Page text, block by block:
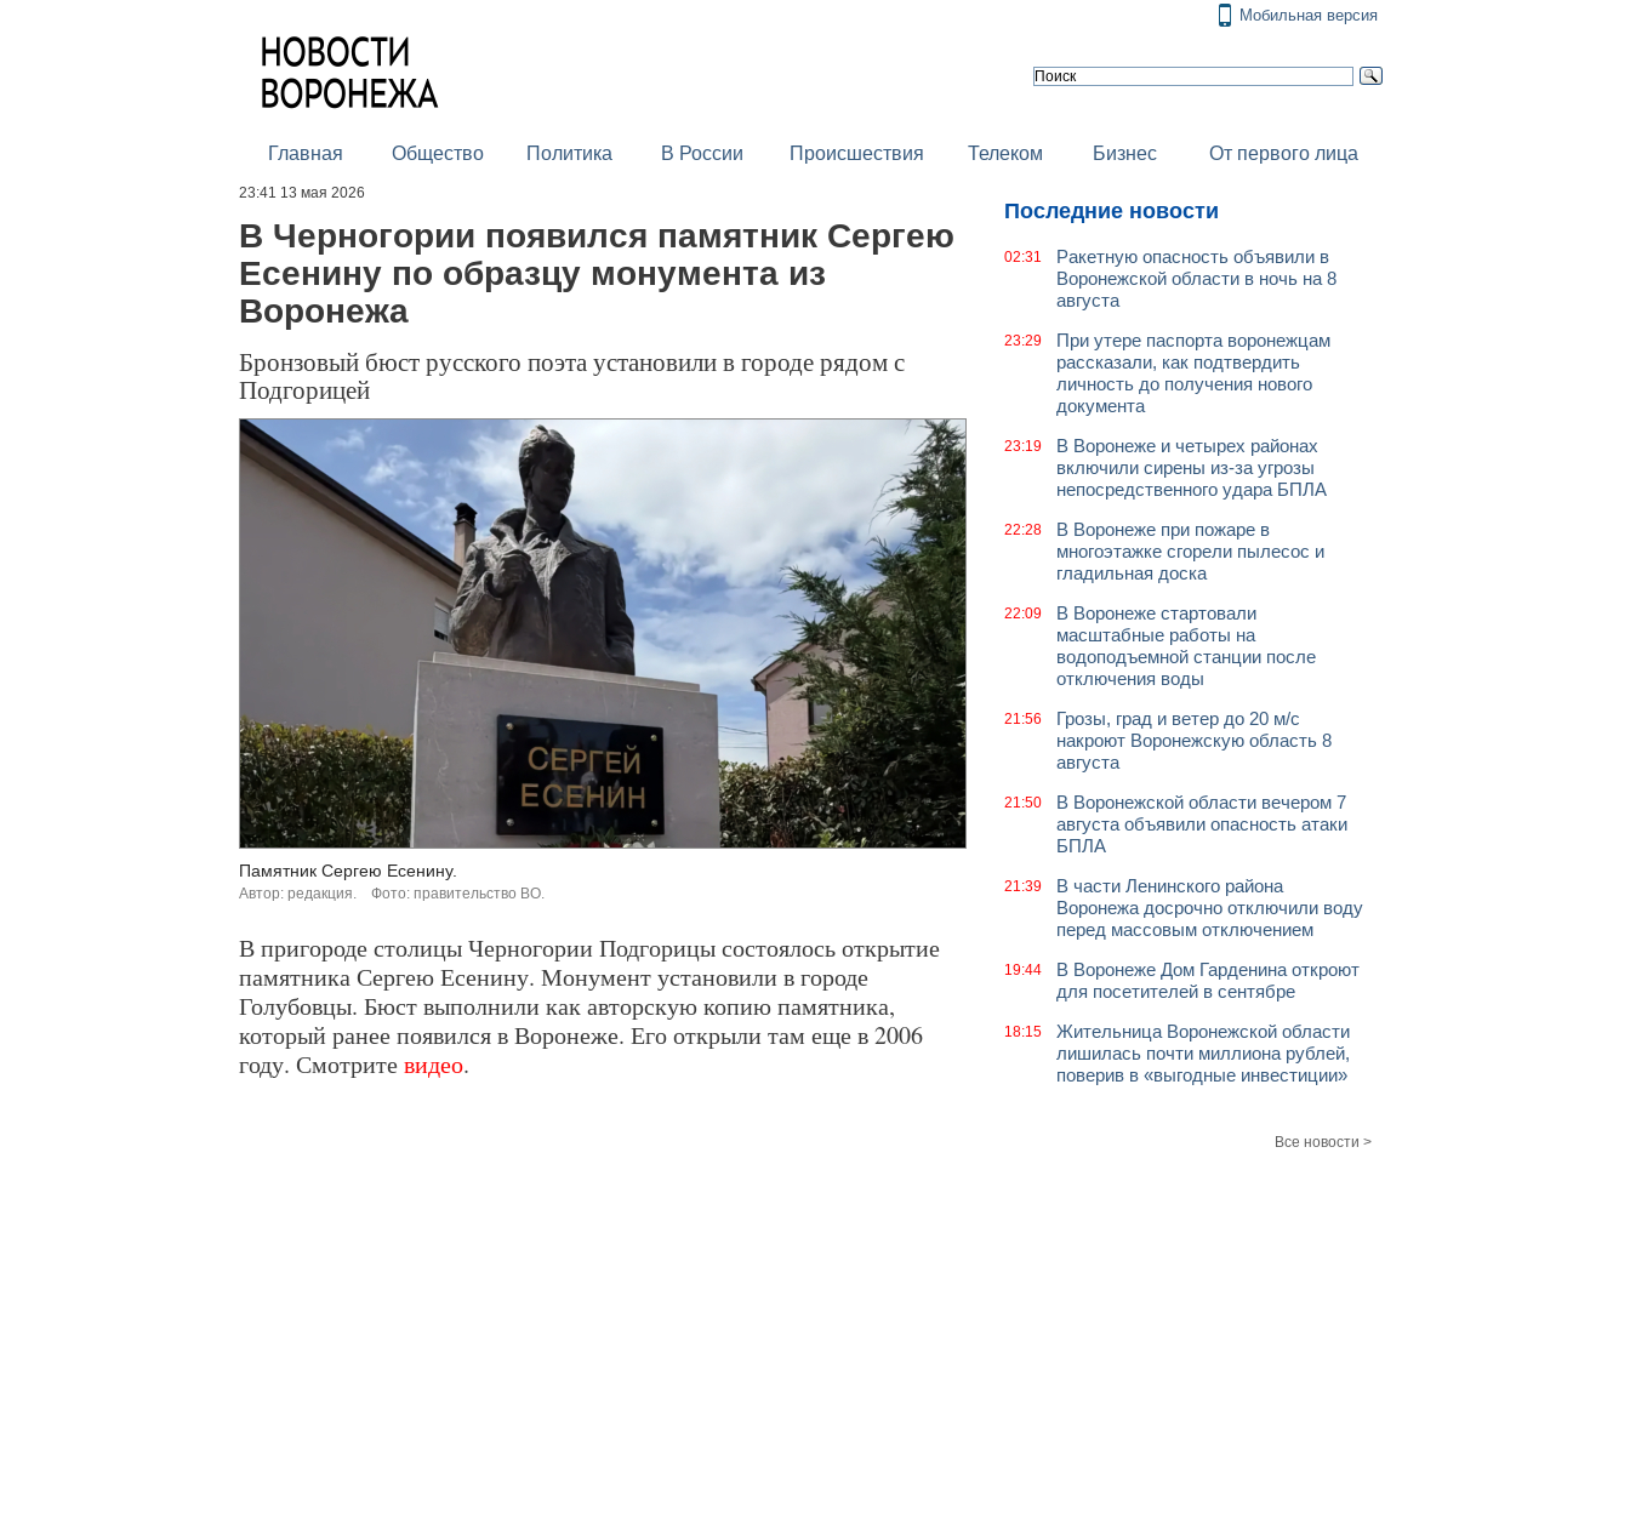
Мобильная версия
Главная Общество Политика В России Происшествия Телеком Бизнес От первого лица
23:41 13 мая 2026
В Черногории появился памятник Сергею
Есенину по образцу монумента из
Воронежа
Бронзовый бюст русского поэта установили в городе рядом с
Подгорицей
Памятник Сергею Есенину.
Автор: редакция. Фото: правительство ВО.
В пригороде столицы Черногории Подгорицы состоялось открытие
памятника Сергею Есенину. Монумент установили в городе
Голубовцы. Бюст выполнили как авторскую копию памятника,
который ранее появился в Воронеже. Его открыли там еще в 2006
году. Смотритевидео.
Последние новости
02:31
Ракетную опасность объявили в
Воронежской области в ночь на 8
августа
23:29
При утере паспорта воронежцам
рассказали, как подтвердить
личность до получения нового
документа
23:19
В Воронеже и четырех районах
включили сирены из-за угрозы
непосредственного удара БПЛА
22:28
В Воронеже при пожаре в
многоэтажке сгорели пылесос и
гладильная доска
22:09
В Воронеже стартовали
масштабные работы на
водоподъемной станции после
отключения воды
21:56
Грозы, град и ветер до 20 м/с
накроют Воронежскую область 8
августа
21:50
В Воронежской области вечером 7
августа объявили опасность атаки
БПЛА
21:39
В части Ленинского района
Воронежа досрочно отключили воду
перед массовым отключением
19:44
В Воронеже Дом Гарденина откроют
для посетителей в сентябре
18:15
Жительница Воронежской области
лишилась почти миллиона рублей,
поверив в «выгодные инвестиции»
Все новости >